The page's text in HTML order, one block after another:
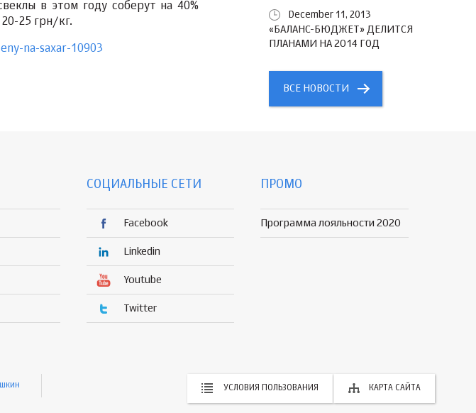
в этом году соберут на 40%
25 грн/кг.
na-saxar-10903
December 11, 2013
«БАЛАНС-БЮДЖЕТ» ДЕЛИТСЯ
ПЛАНАМИ НА 2014 ГОД
ВСЕ НОВОСТИ
СОЦИАЛЬНЫЕ СЕТИ
Facebook
Linkedin
Youtube
Twitter
ПРОМО
Программа лояльности 2020
УСЛОВИЯ ПОЛЬЗОВАНИЯ КАРТА САЙТА